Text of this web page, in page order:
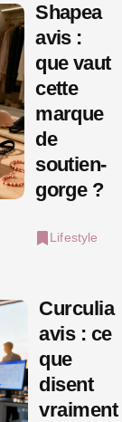
Shapea
avis :
que vaut
cette
marque
de
soutien-
gorge ?
Lifestyle
Curculia
avis : ce
que
disent
vraiment